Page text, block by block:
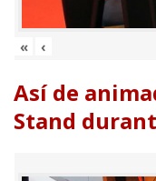
« ‹
Así de
Stand